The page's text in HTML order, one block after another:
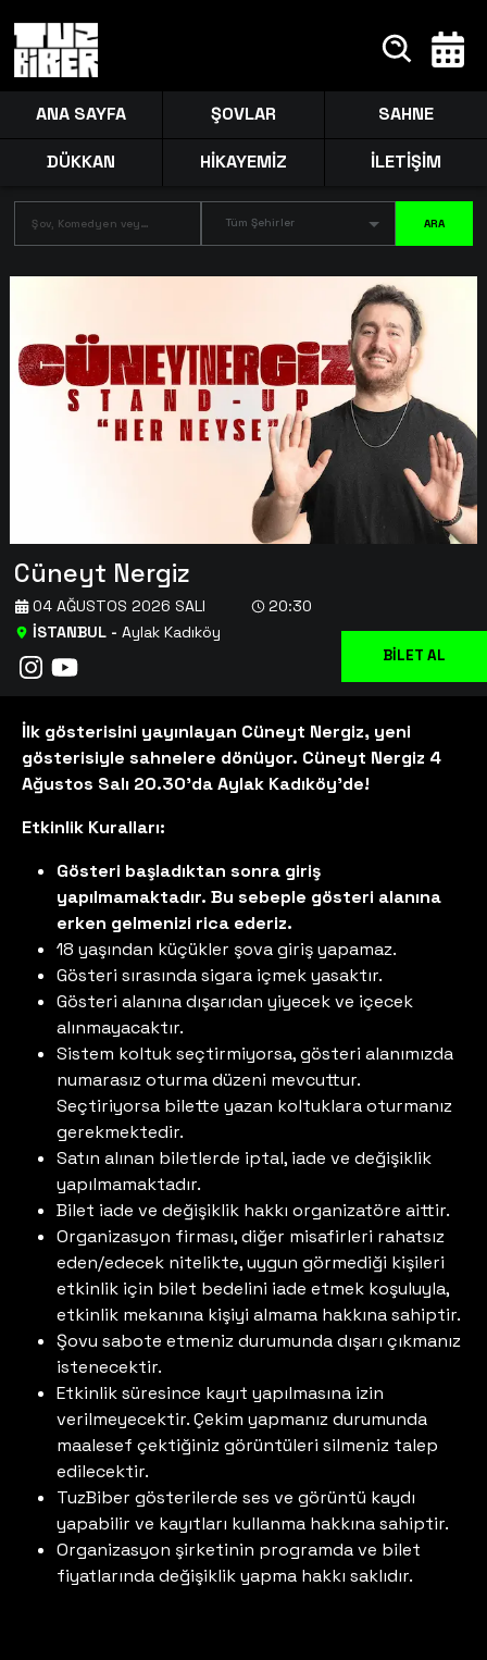
ANA SAYFA ŞOVLAR SAHNE
DÜKKAN HİKAYEMİZ İLETİŞİM
Tüm Şehirler ARA
Cüneyt Nergiz
İSTANBUL- Aylak Kadıköy
04 AĞUSTOS 2026 SALI 20:30
BİLET AL
İlk gösterisini yayınlayan Cüneyt Nergiz, yeni
gösterisiyle sahnelere dönüyor. Cüneyt Nergiz 4
Ağustos Salı 20.30'da Aylak Kadıköy'de!
Etkinlik Kuralları:
Gösteri başladıktan sonra giriş
yapılmamaktadır. Bu sebeple gösteri alanına
erken gelmenizi rica ederiz.
18 yaşından küçükler şova giriş yapamaz.
Gösteri sırasında sigara içmek yasaktır.
Gösteri alanına dışarıdan yiyecek ve içecek
alınmayacaktır.
Sistem koltuk seçtirmiyorsa, gösteri alanımızda
numarasız oturma düzeni mevcuttur.
Seçtiriyorsa bilette yazan koltuklara oturmanız
gerekmektedir.
Satın alınan biletlerde iptal, iade ve değişiklik
yapılmamaktadır.
Bilet iade ve değişiklik hakkı organizatöre aittir.
Organizasyon firması, diğer misafirleri rahatsız
eden/edecek nitelikte, uygun görmediği kişileri
etkinlik için bilet bedelini iade etmek koşuluyla,
etkinlik mekanına kişiyi almama hakkına sahiptir.
Şovu sabote etmeniz durumunda dışarı çıkmanız
istenecektir.
Etkinlik süresince kayıt yapılmasına izin
verilmeyecektir. Çekim yapmanız durumunda
maalesef çektiğiniz görüntüleri silmeniz talep
edilecektir.
TuzBiber gösterilerde ses ve görüntü kaydı
yapabilir ve kayıtları kullanma hakkına sahiptir.
Organizasyon şirketinin programda ve bilet
fiyatlarında değişiklik yapma hakkı saklıdır.